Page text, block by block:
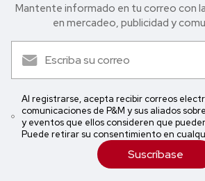
Mantente informado en tu correo con
en mercadeo, publicidad y
Al registrarse, acepta recibir correos
comunicaciones de P&M y sus aliados
y eventos que ellos consideren que
Puede retirar su consentimiento en
Suscríbase